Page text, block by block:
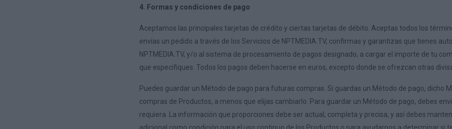
4. Formas y condiciones de pago
Aceptamos las principales tarjetas de crédito y ciertas tarjetas de débito. Aceptas todos los
envías un pedido a través de los Servicios de NPTMEDIA.TV, confirmas y garantizas que tienes
NPTMEDIA.TV, y/o al sistema de procesamiento de pagos designado, a cargar el importe de tu
que especifiques. Todos los pagos deben hacerse en euros, excepto donde se ofrezcan otras
Puedes guardar un Método de pago para futuras compras. Si guardas un Método de pago,
compras de Productos, a menos que elijas cambiarlo. Para guardar un Método de pago, debes
requiera. La información que proporciones debe ser actual, completa y precisa, y así debes